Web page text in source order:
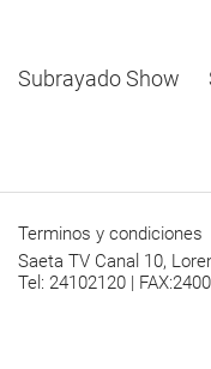
Subrayado Show
Terminos y condiciones
Saeta TV Canal 10,
Tel: 24102120 |